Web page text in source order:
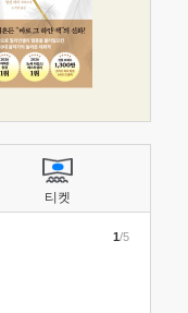
1/5
티켓